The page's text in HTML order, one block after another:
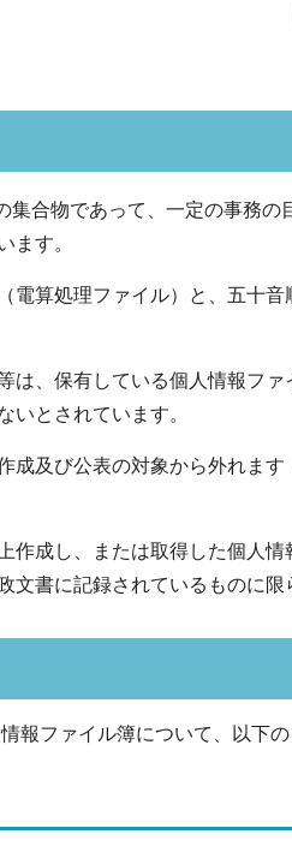
集合物であって、一定の事務
ます。
電算処理ファイル）と、五十
は、保有している個人情報フ
いとされています。
成及び公表の対象から外れま
成し、または取得した個人
書に記録されているものに限
報ファイル簿について、以下の